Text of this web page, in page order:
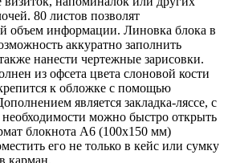
80 листов позволят
объем информации. Линовка блока в
аккуратно заполнить
нанести чертежные зарисовки.
из офсета цвета слоновой кости
к обложке с помощью
является закладка-ляссе, с
можно быстро открыть
блокнота А6 (100х150 мм)
его не только в кейс или сумку
карман.